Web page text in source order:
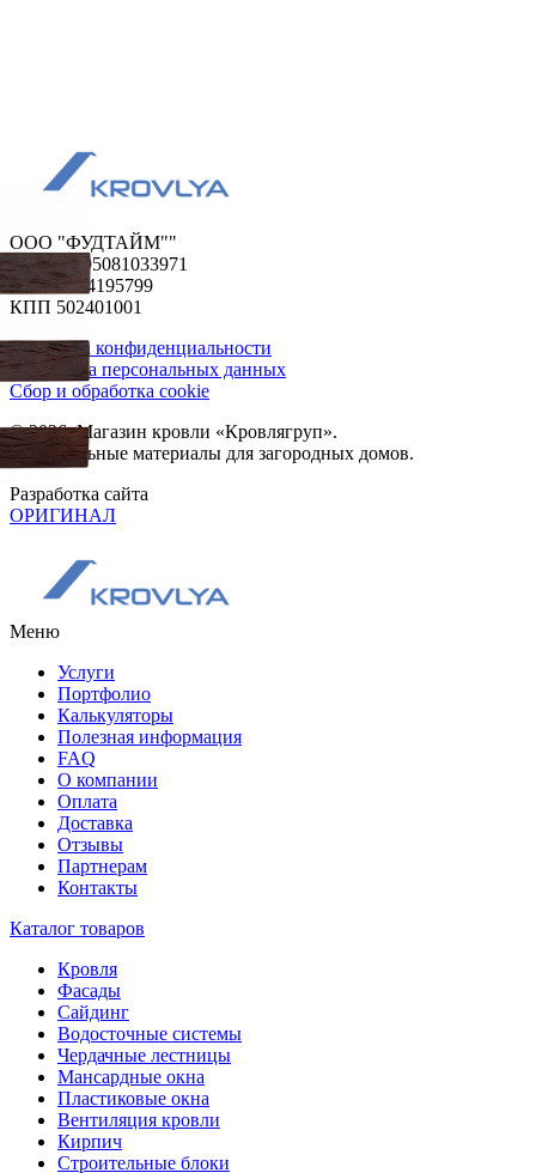
ООО "ФУДТАЙМ""
ОГРН 1195081033971
ИНН 5024195799
КПП 502401001
Политика конфиденциальности
Обработка персональных данных
Сбор и обработка cookie
© 2026. Магазин кровли «Кровлягруп».
Строительные материалы для загородных домов.
Разработка сайта
ОРИГИНАЛ
Меню
Услуги
Портфолио
Калькуляторы
Полезная информация
FAQ
О компании
Оплата
Доставка
Отзывы
Партнерам
Контакты
Каталог товаров
Кровля
Фасады
Сайдинг
Водосточные системы
Чердачные лестницы
Мансардные окна
Пластиковые окна
Вентиляция кровли
Кирпич
Строительные блоки